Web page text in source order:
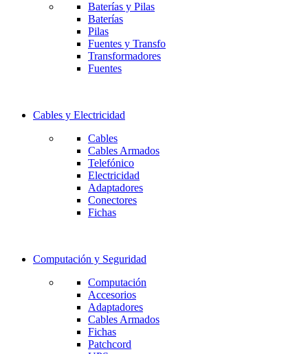
Baterías y Pilas
Baterías
Pilas
Fuentes y Transfo
Transformadores
Fuentes
Cables y Electricidad
Cables
Cables Armados
Telefónico
Electricidad
Adaptadores
Conectores
Fichas
Computación y Seguridad
Computación
Accesorios
Adaptadores
Cables Armados
Fichas
Patchcord